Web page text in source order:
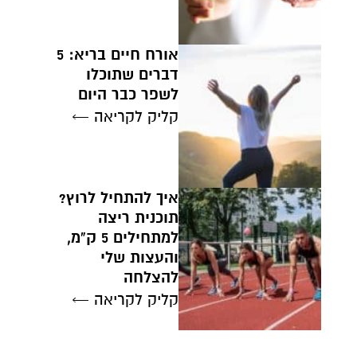
אורח חיים בריא: 5
דברים שתוכלו
לשפר כבר היום
קליק לקריאה ←
איך להתחיל לרוץ?
תוכנית ריצה
למתחילים 5 ק"מ,
והעצות שלי
להצלחה
קליק לקריאה ←